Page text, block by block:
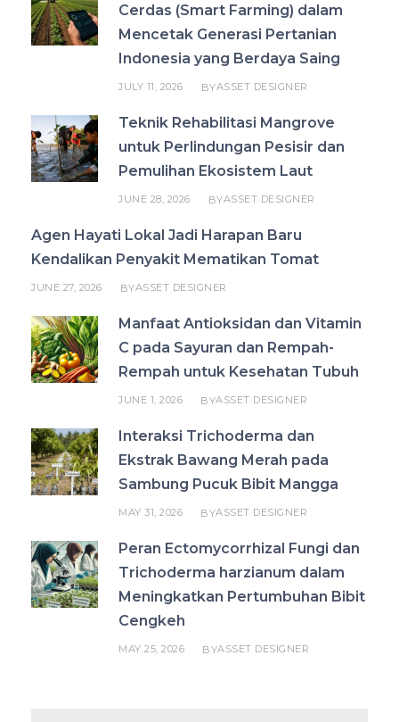
Cerdas (Smart Farming) dalam
Mencetak Generasi Pertanian
Indonesia yang Berdaya Saing
JULY 11, 2026 BYASSET DESIGNER
Teknik Rehabilitasi Mangrove
untuk Perlindungan Pesisir dan
Pemulihan Ekosistem Laut
JUNE 28, 2026 BYASSET DESIGNER
Agen Hayati Lokal Jadi Harapan Baru
Kendalikan Penyakit Mematikan Tomat
JUNE 27, 2026 BYASSET DESIGNER
Manfaat Antioksidan dan Vitamin
C pada Sayuran dan Rempah-
Rempah untuk Kesehatan Tubuh
JUNE 1, 2026 BYASSET DESIGNER
Interaksi Trichoderma dan
Ekstrak Bawang Merah pada
Sambung Pucuk Bibit Mangga
MAY 31, 2026 BYASSET DESIGNER
Peran Ectomycorrhizal Fungi dan
Trichoderma harzianum dalam
Meningkatkan Pertumbuhan Bibit
Cengkeh
MAY 25, 2026 BYASSET DESIGNER